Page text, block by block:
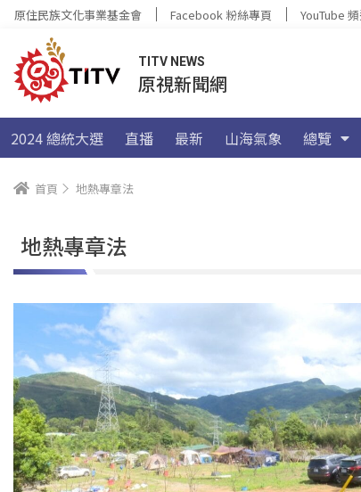
原住民族文化事業基金會 Facebook 粉絲專頁 YouTube
TITV NEWS
原視新聞網
2024 總統大選 直播 最新 山海氣象 總覽
首頁 地熱專章法
地熱專章法